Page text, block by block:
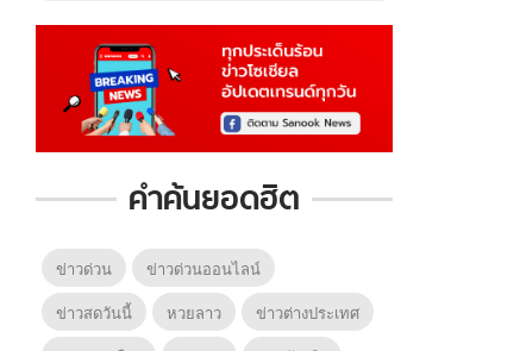
คำค้นยอดฮิต
ข่าวด่วน
ข่าวด่วนออนไลน์
ข่าวสดวันนี้
หวยลาว
ข่าวต่างประเทศ